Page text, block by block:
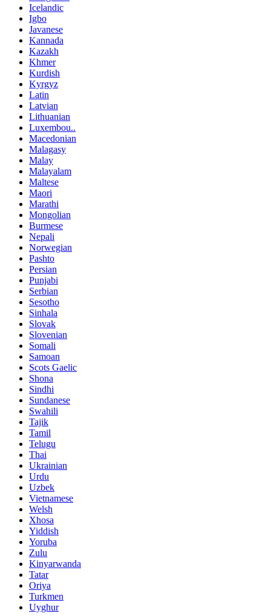
Icelandic
Igbo
Javanese
Kannada
Kazakh
Khmer
Kurdish
Kyrgyz
Latin
Latvian
Lithuanian
Luxembou..
Macedonian
Malagasy
Malay
Malayalam
Maltese
Maori
Marathi
Mongolian
Burmese
Nepali
Norwegian
Pashto
Persian
Punjabi
Serbian
Sesotho
Sinhala
Slovak
Slovenian
Somali
Samoan
Scots Gaelic
Shona
Sindhi
Sundanese
Swahili
Tajik
Tamil
Telugu
Thai
Ukrainian
Urdu
Uzbek
Vietnamese
Welsh
Xhosa
Yiddish
Yoruba
Zulu
Kinyarwanda
Tatar
Oriya
Turkmen
Uyghur